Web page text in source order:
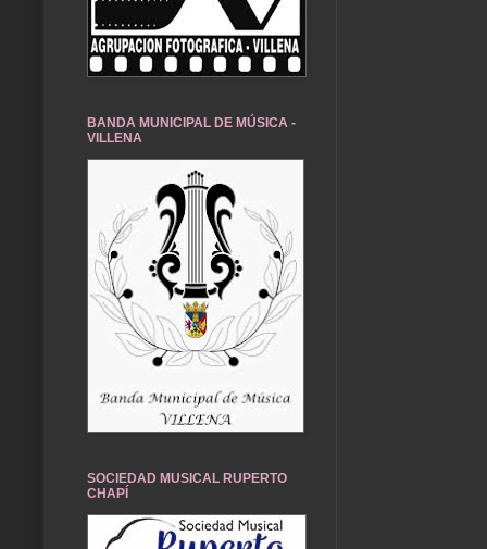
BANDA MUNICIPAL DE MÚSICA -
VILLENA
SOCIEDAD MUSICAL RUPERTO
CHAPÍ